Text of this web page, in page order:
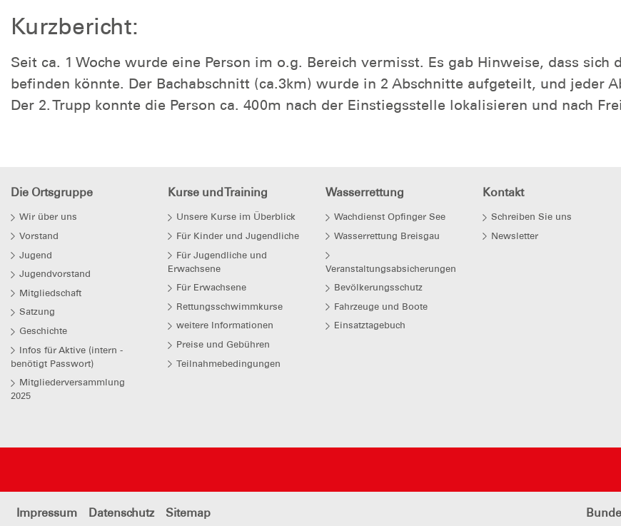
Kurzbericht:
Seit ca. 1 Woche wurde eine Person im o.g. Bereich vermisst. Es gab Hinweise, dass sich
befinden könnte. Der Bachabschnitt (ca.3km) wurde in 2 Abschnitte aufgeteilt, und jeder
Der 2. Trupp konnte die Person ca. 400m nach der Einstiegsstelle lokalisieren und nach
Die Ortsgruppe
Wir über uns
Vorstand
Jugend
Jugendvorstand
Mitgliedschaft
Satzung
Geschichte
Infos für Aktive (intern -
benötigt Passwort)
Mitgliederversammlung
2025
Kurse und Training
Unsere Kurse im Überblick
Für Kinder und Jugendliche
Für Jugendliche und
Erwachsene
Für Erwachsene
Rettungsschwimmkurse
weitere Informationen
Preise und Gebühren
Teilnahmebedingungen
Wasserrettung
Wachdienst Opfinger See
Wasserrettung Breisgau
Veranstaltungsabsicherungen
Bevölkerungsschutz
Fahrzeuge und Boote
Einsatztagebuch
Kontakt
Schreiben Sie uns
Newsletter
Impressum Datenschutz Sitemap